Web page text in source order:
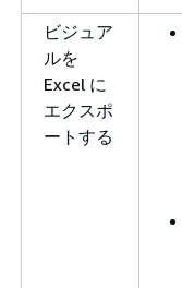
ビジュア
ルを
Excel に
エクスポ
ートする